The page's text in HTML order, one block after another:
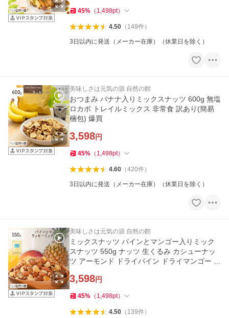
45% （ 1,498pt）
4.50（ 149件）
3日以内に発送（メーカー在庫）（休業日を除く）
美味しさは元気の源 自然の館
おつまみ バナナ入りミックスナッツ 600g 無塩
ロカボ トレイルミックス 非常食 訳あり(簡易
梱包) 爆買
3,598円
45% （ 1,498pt）
4.60（420件）
3日以内に発送（メーカー在庫）（休業日を除く）
美味しさは元気の源 自然の館
ミックスナッツ パインとマンゴー入りミック
スナッツ 550g ナッツ 生くるみ カシューナッ
ツ アーモンド ドライパイン ドライマンゴー 爆
3,598円
45% （ 1,498pt）
4.50（ 139件）